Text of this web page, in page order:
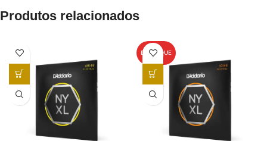
Produtos relacionados
DESTAQUE